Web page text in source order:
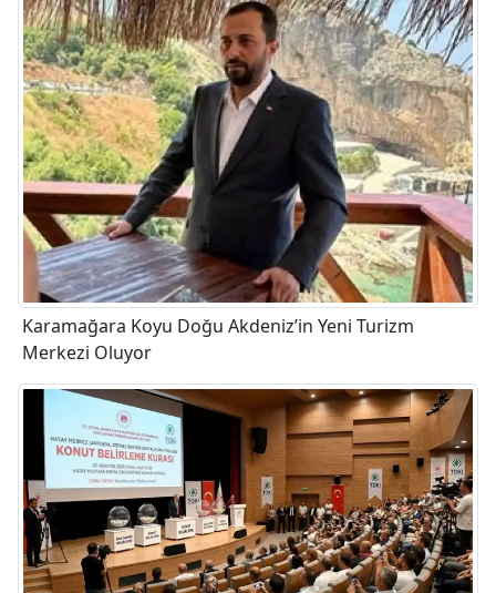
Karamağara Koyu Doğu Akdeniz’in Yeni Turizm
Merkezi Oluyor